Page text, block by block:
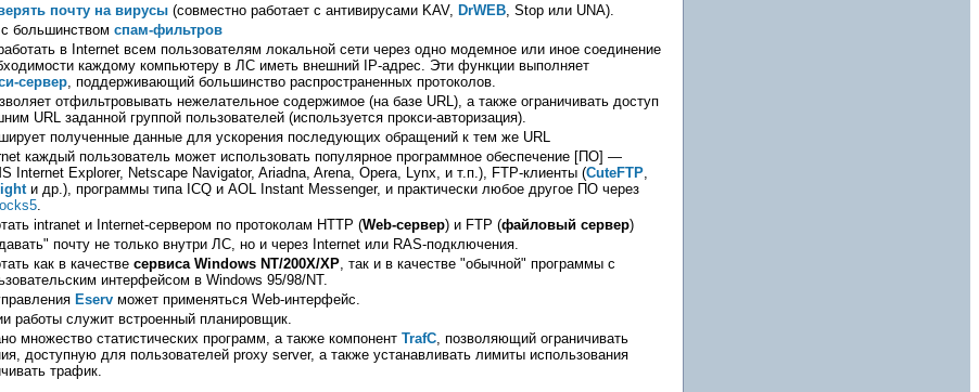
почту на вирусы (совместно работает с антивирусами KAV, DrWEB , Stop или UNA).
большинством спам-фильтров
в Internet всем пользователям локальной сети через одно модемное или иное соединение
каждому компьютеру в ЛС иметь внешний IP-адрес. Эти функции выполняет
сервер , поддерживающий большинство распространенных протоколов.
отфильтровывать нежелательное содержимое (на базе URL), а также ограничивать доступ
URL заданной группой пользователей (используется прокси-авторизация).
полученные данные для ускорения последующих обращений к тем же URL
каждый пользователь может использовать популярное программное обеспечение [ПО] —
Internet Explorer, Netscape Navigator, Ariadna, Arena, Opera, Lynx, и т.п.), FTP-клиенты (CuteFTP
и др.), программы типа ICQ и AOL Instant Messenger, и практически любое другое ПО через
intranet и Internet-сервером по протоколам HTTP (Web-сервер) и FTP (файловый сервер)
почту не только внутри ЛС, но и через Internet или RAS-подключения.
как в качестве сервиса Windows NT/200X/XP , так и в качестве "обычной" программы с
интерфейсом в Windows 95/98/NT.
Eserv может применяться Web-интерфейс.
работы служит встроенный планировщик.
множество статистических программ, а также компонент TrafC , позволяющий ограничивать
доступную для пользователей proxy server, а также устанавливать лимиты использования
трафик.